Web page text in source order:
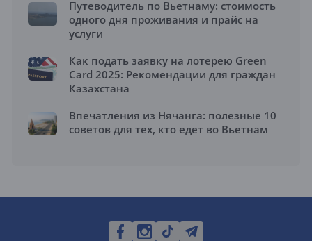
Путеводитель по Вьетнаму: стоимость
одного дня проживания и прайс на
услуги
Как подать заявку на лотерею Green
Card 2025: Рекомендации для граждан
Казахстана
Впечатления из Нячанга: полезные 10
советов для тех, кто едет во Вьетнам